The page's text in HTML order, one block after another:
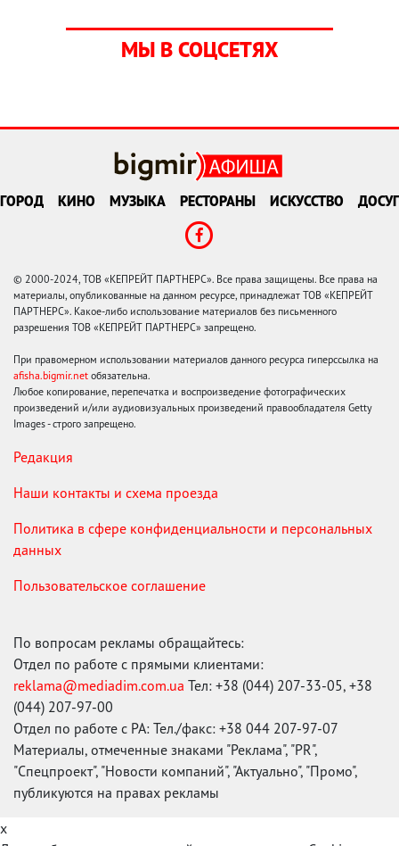
МЫ В СОЦСЕТЯХ
ГОРОД КИНО МУЗЫКА РЕСТОРАНЫ ИСКУССТВО ДОСУГ
© 2000-2024, ТОВ «КЕПРЕЙТ ПАРТНЕРС». Все права защищены. Все права на
материалы, опубликованные на данном ресурсе, принадлежат ТОВ «КЕПРЕЙТ
ПАРТНЕРС». Какое-либо использование материалов без письменного
разрешения ТОВ «КЕПРЕЙТ ПАРТНЕРС» запрещено.
При правомерном использовании материалов данного ресурса гиперссылка на
afisha.bigmir.net обязательна.
Любое копирование, перепечатка и воспроизведение фотографических
произведений и/или аудиовизуальных произведений правообладателя Getty
Images - строго запрещено.
Редакция
Наши контакты и схема проезда
Политика в сфере конфиденциальности и персональных
данных
Пользовательское соглашение
По вопросам рекламы обращайтесь:
Отдел по работе с прямыми клиентами:
reklama@mediadim.com.ua Тел: +38 (044) 207-33-05, +38
(044) 207-97-00
Отдел по работе с РА: Тел./факс: +38 044 207-97-07
Материалы, отмеченные знаками "Реклама", "PR",
"Спецпроект", "Новости компаний", "Актуально", "Промо",
публикуются на правах рекламы
x